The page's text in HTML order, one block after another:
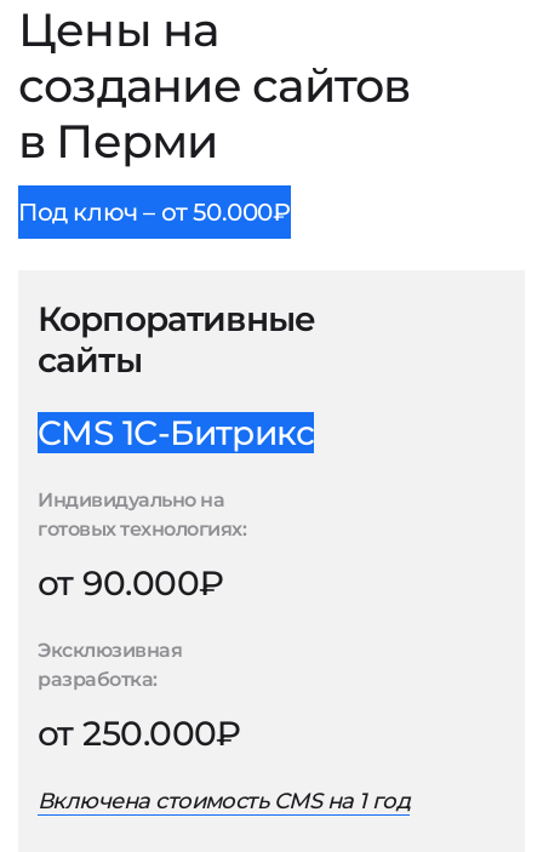
Цены на
создание сайтов
в Перми
Под ключ – от 50.000₽
Корпоративные
сайты
CMS 1С-Битрикс
Индивидуально на
готовых технологиях:
от 90.000₽
Эксклюзивная
разработка:
от 250.000₽
Включена стоимость CMS на 1 год